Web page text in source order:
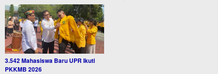
3.542 Mahasiswa Baru UPR Ikuti
PKKMB 2026